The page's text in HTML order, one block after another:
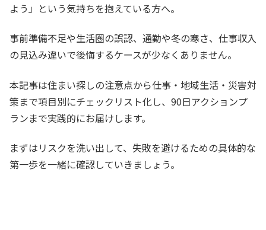
よう」という気持ちを抱えている方へ。
事前準備不足や生活圏の誤認、通勤や冬の寒さ、仕事収入
の見込み違いで後悔するケースが少なくありません。
本記事は住まい探しの注意点から仕事・地域生活・災害対
策まで項目別にチェックリスト化し、90日アクションプ
ランまで実践的にお届けします。
まずはリスクを洗い出して、失敗を避けるための具体的な
第一歩を一緒に確認していきましょう。